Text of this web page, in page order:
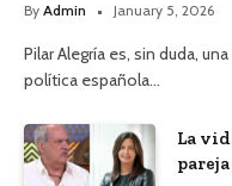
By Admin January 5, 2026
Pilar Alegría es, sin duda,
política española…
La